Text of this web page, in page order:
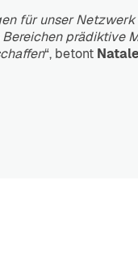
für unser
prädiktive
“, betont